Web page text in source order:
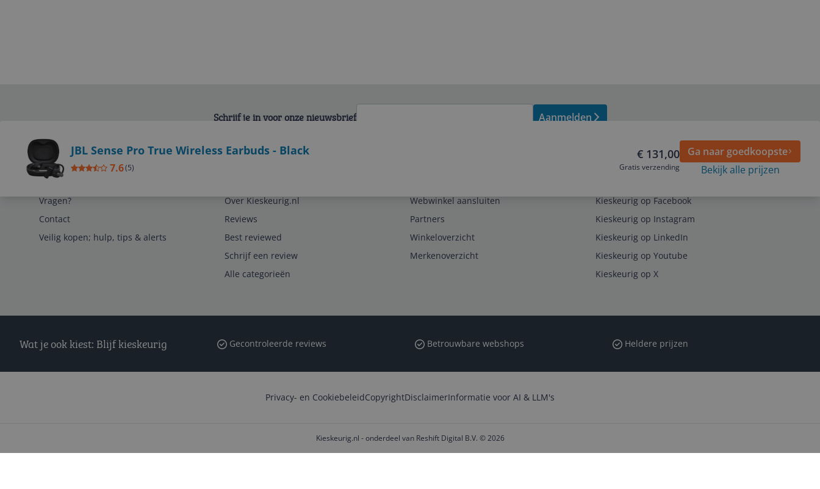
JBL Sense Pro True Wireless Earbuds - Black
7.6(5)
€ 131,00
Gratis verzending
Ga naar goedkoopste
Bekijk alle prijzen
Schrijf je in voor onze nieuwsbrief Aanmelden
Service
Vragen?
Contact
Veilig kopen; hulp, tips & alerts
Over Kieskeurig.nl
Reviews
Best reviewed
Schrijf een review
Alle categorieën
Webwinkel aansluiten
Partners
Winkeloverzicht
Merkenoverzicht
Kieskeurig op Facebook
Kieskeurig op Instagram
Kieskeurig op LinkedIn
Kieskeurig op Youtube
Kieskeurig op X
Wat je ook kiest: Blijf kieskeurig Gecontroleerde reviews Betrouwbare webshops Heldere prijzen
Privacy- en CookiebeleidCopyrightDisclaimerInformatie voor AI & LLM's
Kieskeurig.nl - onderdeel van Reshift Digital B.V. © 2026